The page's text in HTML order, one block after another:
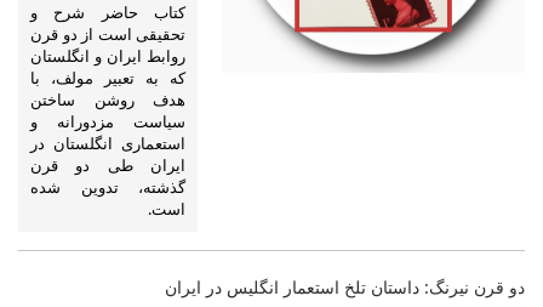
کتاب حاضر شرح و
تحقیقی است از دو قرن
روابط ایران و انگلستان
که به تعبیر مولف، با
هدف روشن ساختن
سیاست مزدورانه و
استعماری انگلستان در
ایران طی دو قرن
گذشته، تدوین شده
است.
دو قرن نیرنگ: داستان تلخ استعمار انگلیس در ایران